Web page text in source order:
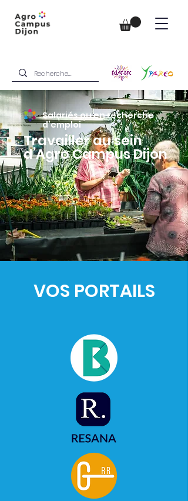
Salariés ou en recherche
d’emploi
Travailler au sein
d’Agro Campus Dijon
VOS PORTAILS